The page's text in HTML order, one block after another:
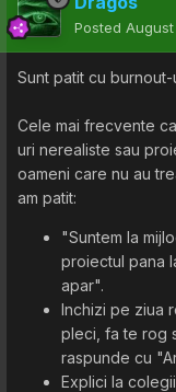
Posted
Sunt patit cu
Cele mai frecvente
uri nerealiste sau
oameni care nu au
am patit:
"Suntem la
proiectul pana
apar".
Inchizi pe ziua
pleci, fa te rog
raspunde cu
Explici la